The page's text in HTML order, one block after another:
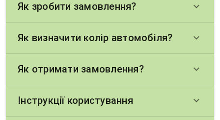
Як зробити замовлення? keyboard_arrow_down
Як визначити колір автомобіля? keyboard_arrow_down
Як отримати замовлення? keyboard_arrow_down
Інструкції користування keyboard_arrow_down